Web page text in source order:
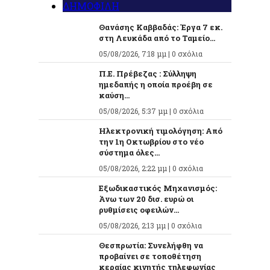
ΔΗΜΟΦΙΛΗ
Θανάσης Καββαδάς: Έργα 7 εκ.
στη Λευκάδα από το Ταμείο...
05/08/2026, 7:18 μμ | 0 σχόλια
Π.Ε. Πρέβεζας : Σύλληψη
ημεδαπής η οποία προέβη σε
καύση...
05/08/2026, 5:37 μμ | 0 σχόλια
Ηλεκτρονική τιμολόγηση: Από
την 1η Οκτωβρίου στο νέο
σύστημα όλες...
05/08/2026, 2:22 μμ | 0 σχόλια
Εξωδικαστικός Μηχανισμός:
Άνω των 20 δισ. ευρώ οι
ρυθμίσεις οφειλών...
05/08/2026, 2:13 μμ | 0 σχόλια
Θεσπρωτία: Συνελήφθη να
προβαίνει σε τοποθέτηση
κεραίας κινητής τηλεφωνίας